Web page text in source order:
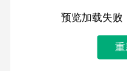
预览加载失败
重